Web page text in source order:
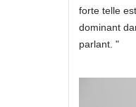
forte telle
dominant
parlant. "